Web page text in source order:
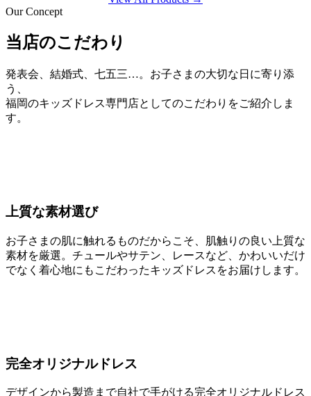
Our Concept
当店のこだわり
発表会、結婚式、七五三…。お子さまの大切な日に寄り添
う、
福岡のキッズドレス専門店としてのこだわりをご紹介しま
す。
上質な素材選び
お子さまの肌に触れるものだからこそ、肌触りの良い上質な
素材を厳選。チュールやサテン、レースなど、かわいいだけ
でなく着心地にもこだわったキッズドレスをお届けします。
完全オリジナルドレス
デザインから製造まで自社で手がける完全オリジナルドレス